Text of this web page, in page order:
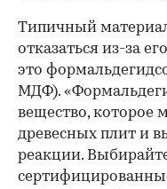
Типичный
отказаться из-за
это
МДФ).
вещество, которое
древесных плит и
реакции.